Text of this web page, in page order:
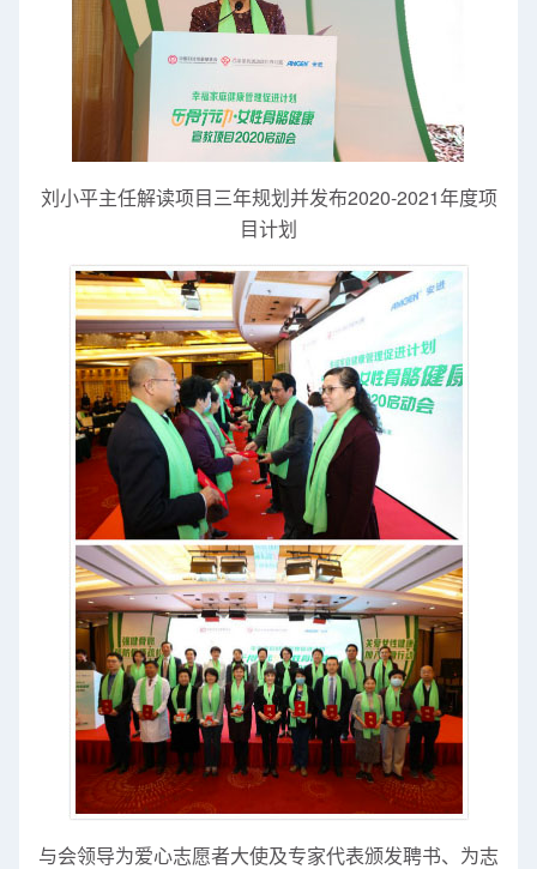
刘小平主任解读项目三年规划并发布2020-2021年度项
目计划
与会领导为爱心志愿者大使及专家代表颁发聘书、为志